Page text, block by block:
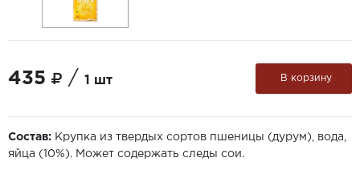
435 / 1 шт В корзину
Состав: Крупка из твердых сортов пшеницы (дурум), вода,
яйца (10%). Может содержать следы сои.